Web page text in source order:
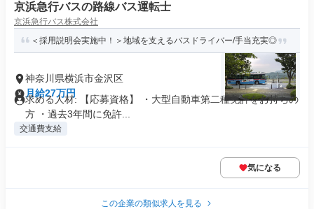
京浜急行バスの路線バス運転士
京浜急行バス株式会社
＜採用説明会実施中！＞地域を支えるバスドライバー/手当充実◎
神奈川県横浜市金沢区
月給27万円
求める人材: 【応募資格】 ​・大型自動車第二種免許をお持ちの
方 ・過去3年間に免許...
交通費支給
気になる
この企業の類似求人を見る